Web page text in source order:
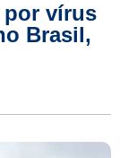
por vírus
Brasil,